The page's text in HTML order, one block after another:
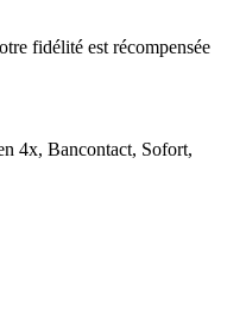
fidélité est récompensée
4x, Bancontact, Sofort,